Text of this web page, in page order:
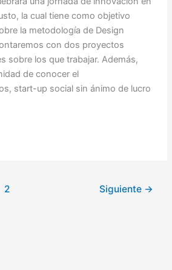
la cual tiene como objetivo
la metodología de Design
con dos proyectos
sobre los que trabajar. Además,
de conocer el
start-up social sin ánimo de lucro
2 Siguiente →